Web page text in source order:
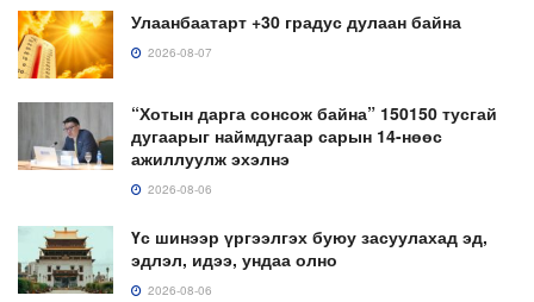
Улаанбаатарт +30 градус дулаан байна
2026-08-07
“Хотын дарга сонсож байна” 150150 тусгай
дугаарыг наймдугаар сарын 14-нөөс
ажиллуулж эхэлнэ
2026-08-06
Үс шинээр үргээлгэх буюу засуулахад эд,
эдлэл, идээ, ундаа олно
2026-08-06